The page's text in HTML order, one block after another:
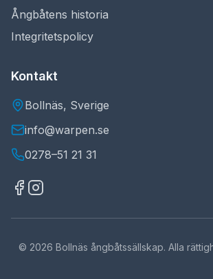
Ångbåtens historia
Integritetspolicy
Kontakt
Bollnäs, Sverige
info@warpen.se
0278–51 21 31
© 2026 Bollnäs ångbåtssällskap. Alla